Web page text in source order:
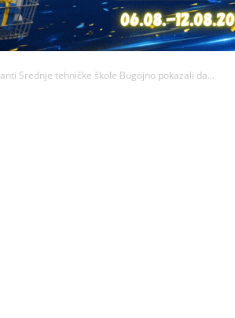
Srednje tehničke škole Bugojno pokazali da...